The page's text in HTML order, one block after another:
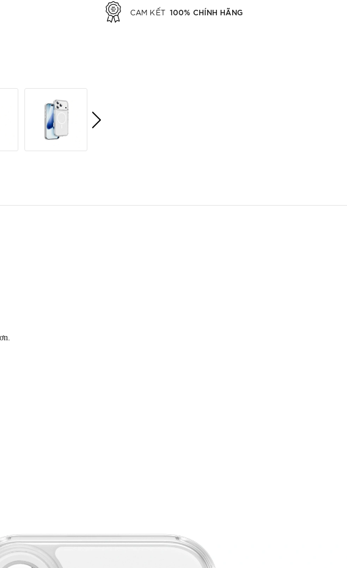
CAM KẾT 100% CHÍNH HÃNG